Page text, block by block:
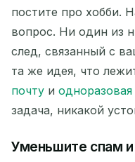
постите про хобби.
вопрос. Ни один из
след, связанный с
та же идея, что
почту и одноразовая
задача, никакой
Уменьшите спам и